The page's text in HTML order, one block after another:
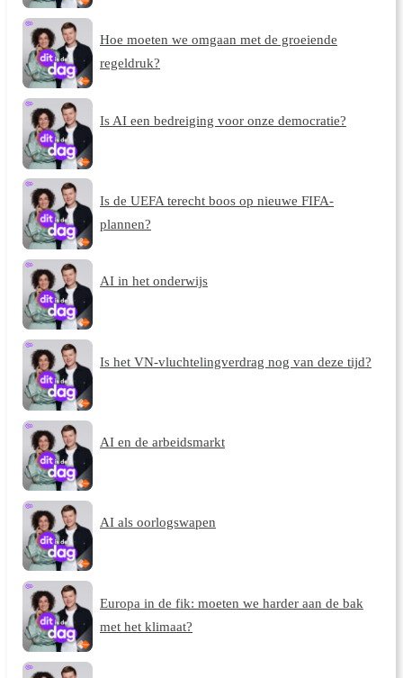
Hoe moeten we omgaan met de groeiende
regeldruk?
Is AI een bedreiging voor onze democratie?
Is de UEFA terecht boos op nieuwe FIFA-
plannen?
AI in het onderwijs
Is het VN-vluchtelingverdrag nog van deze tijd?
AI en de arbeidsmarkt
AI als oorlogswapen
Europa in de fik: moeten we harder aan de bak
met het klimaat?